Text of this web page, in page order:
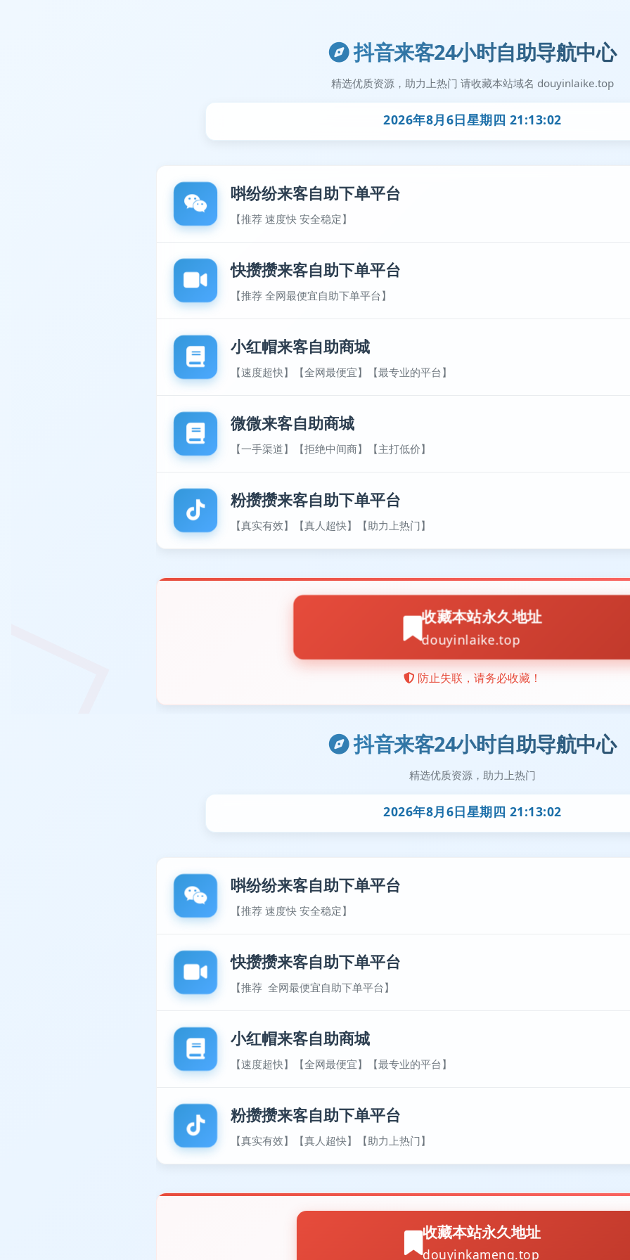
抖音来客24小时自助导航中心
精选优质资源，助力上热门
2026年8月6日星期四 21:13:03
唞纷纷来客自助下单平台
【推荐 速度快 安全稳定】
快攒攒来客自助下单平台
【推荐 全网最便宜自助下单平台】
小红帽来客自助商城
【速度超快】【全网最便宜】【最专业的平台】
粉攒攒来客自助下单平台
【真实有效】【真人超快】【助力上热门】
收藏本站永久地址
douyinkameng.top